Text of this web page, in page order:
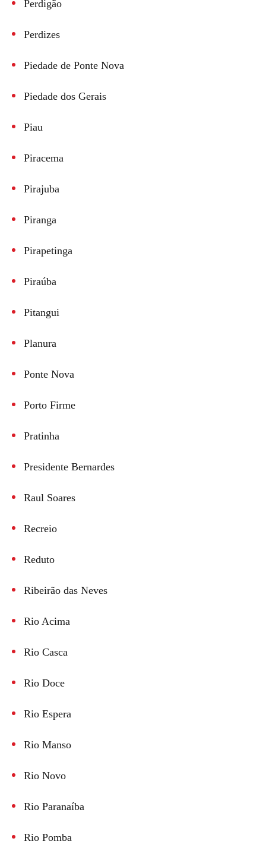
Perdigão
Perdizes
Piedade de Ponte Nova
Piedade dos Gerais
Piau
Piracema
Pirajuba
Piranga
Pirapetinga
Piraúba
Pitangui
Planura
Ponte Nova
Porto Firme
Pratinha
Presidente Bernardes
Raul Soares
Recreio
Reduto
Ribeirão das Neves
Rio Acima
Rio Casca
Rio Doce
Rio Espera
Rio Manso
Rio Novo
Rio Paranaíba
Rio Pomba